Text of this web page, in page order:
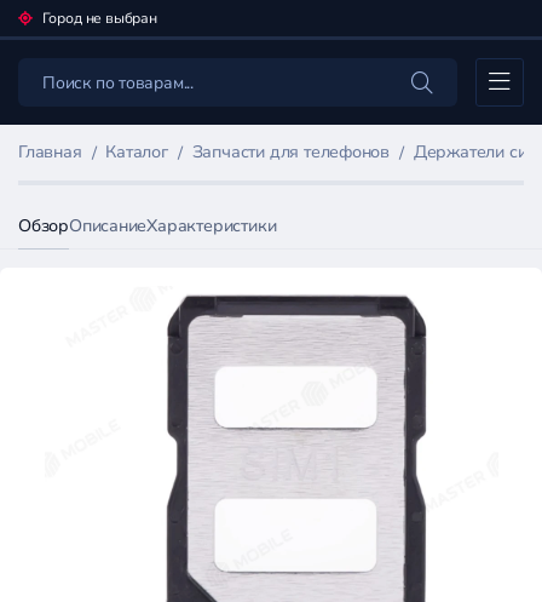
Город не выбран
Каталог
Главная Каталог Запчасти для телефонов Держатели
ОбзорОписаниеХарактеристики